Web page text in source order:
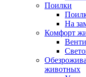
Поилки
На
Комфорт
животных